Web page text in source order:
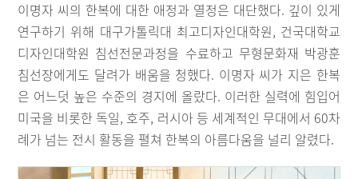
이명자 씨의 한복에 대한 애정과 열정은 대단했다. 깊이 있게
연구하기 위해 대구가톨릭대 최고디자인대학원, 건국대학교
디자인대학원 침선전문과정을 수료하고 무형문화재 박광훈
침선장에게도 달려가 배움을 청했다. 이명자 씨가 지은 한복
은 어느덧 높은 수준의 경지에 올랐다. 이러한 실력에 힘입어
미국을 비롯한 독일, 호주, 러시아 등 세계적인 무대에서 60차
례가 넘는 전시 활동을 펼쳐 한복의 아름다움을 널리 알렸다.